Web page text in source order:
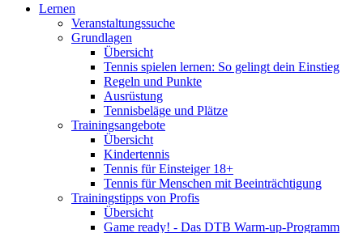
Lernen
Veranstaltungssuche
Grundlagen
Übersicht
Tennis spielen lernen: So gelingt dein Einstieg
Regeln und Punkte
Ausrüstung
Tennisbeläge und Plätze
Trainingsangebote
Übersicht
Kindertennis
Tennis für Einsteiger 18+
Tennis für Menschen mit Beeinträchtigung
Trainingstipps von Profis
Übersicht
Game ready! - Das DTB Warm-up-Programm